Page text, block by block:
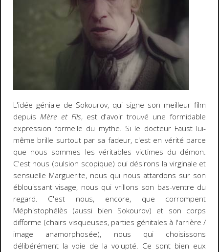
L'idée géniale de Sokourov, qui signe son meilleur film
depuis Mère et Fils, est d'avoir trouvé une formidable
expression formelle du mythe. Si le docteur Faust lui-
même brille surtout par sa fadeur, c'est en vérité parce
que nous sommes les véritables victimes du démon.
C'est nous (pulsion scopique) qui désirons la virginale et
sensuelle Marguerite, nous qui nous attardons sur son
éblouissant visage, nous qui vrillons son bas-ventre du
regard. C'est nous, encore, que corrompent
Méphistophélès (aussi bien Sokourov) et son corps
difforme (chairs visqueuses, parties génitales à l'arrière /
image anamorphosée), nous qui choisissons
délibérément la voie de la volupté. Ce sont bien eux